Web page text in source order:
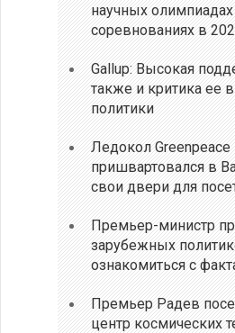
научных
соревнованиях в
Gallup: Высокая
также и критика ее
политики
Ледокол Greenpeace
пришвартовался в
свои двери для
Премьер-министр
зарубежных
ознакомиться с
Премьер Радев
центр космических